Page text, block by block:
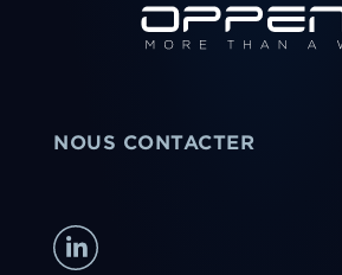
NOUS CONTACTER